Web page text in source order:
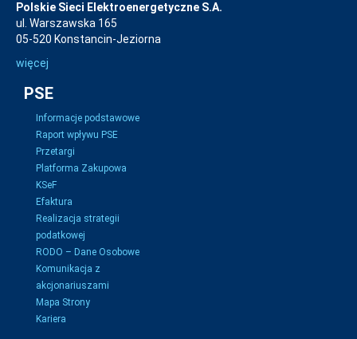
Polskie Sieci Elektroenergetyczne S.A.
ul. Warszawska 165
05-520 Konstancin-Jeziorna
więcej
PSE
Informacje podstawowe
Raport wpływu PSE
Przetargi
Platforma Zakupowa
KSeF
Efaktura
Realizacja strategii
podatkowej
RODO – Dane Osobowe
Komunikacja z
akcjonariuszami
Mapa Strony
Kariera